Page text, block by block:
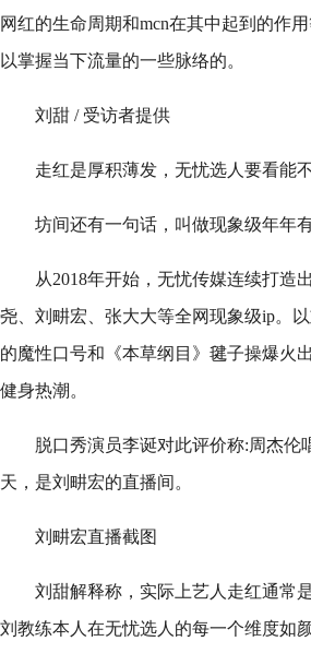
网红的生命周期和mcn在其中起到的作
以掌握当下流量的一些脉络的。
刘甜 / 受访者提供
走红是厚积薄发，无忧选人要看能
坊间还有一句话，叫做现象级年年
从2018年开始，无忧传媒连续打造
尧、刘畊宏、张大大等全网现象级ip。
的魔性口号和《本草纲目》毽子操爆火
健身热潮。
脱口秀演员李诞对此评价称:周杰
天，是刘畊宏的直播间。
刘畊宏直播截图
刘甜解释称，实际上艺人走红通常
刘教练本人在无忧选人的每一个维度如